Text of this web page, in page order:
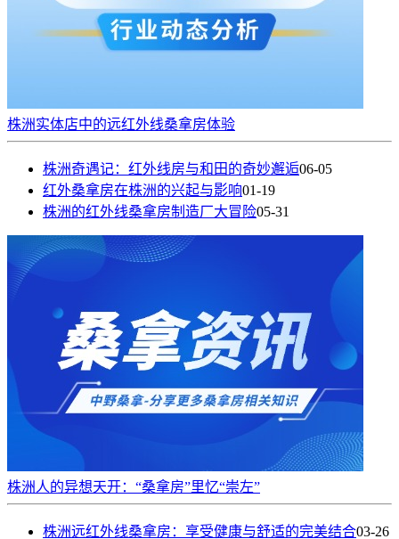
株洲实体店中的远红外线桑拿房体验
株洲奇遇记：红外线房与和田的奇妙邂逅06-05
红外桑拿房在株洲的兴起与影响01-19
株洲的红外线桑拿房制造厂大冒险05-31
株洲人的异想天开：“桑拿房”里忆“崇左”
株洲远红外线桑拿房：享受健康与舒适的完美结合03-26